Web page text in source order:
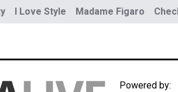
I Love Style Madame Figaro
Powered by: